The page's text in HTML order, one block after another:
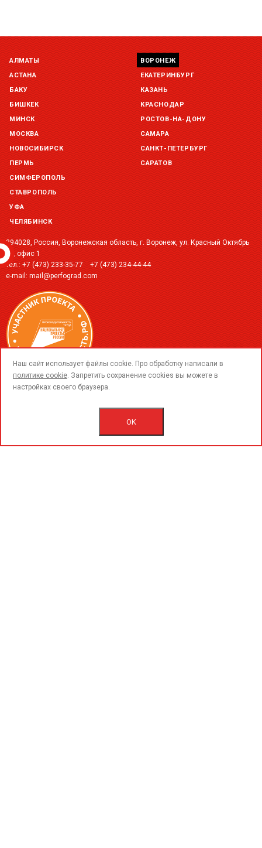
остаток:под заказ
Склад Екатеринбург (г. Екатеринбург, ул. Бисертская, д.1)
остаток:под заказ
Склад Казань (г. Казань, ул. Родины, д. 2)
остаток:под заказ
Склад Краснодар (г. Краснодар, ул. Троицкая, 137 )
остаток:под заказ
Склад Уфа (г. Уфа, ул. Центральная, д. 19Б )
остаток:под заказ
АЛМАТЫ
АСТАНА
БАКУ
БИШКЕК
ВОРОНЕЖ
ЕКАТЕРИНБУРГ
КАЗАНЬ
КРАСНОДАР
МИНСК
МОСКВА
НОВОСИБИРСК
ПЕРМЬ
РОСТОВ-НА-ДОНУ
САМАРА
САНКТ-ПЕТЕРБУРГ
САРАТОВ
СИМФЕРОПОЛЬ
СТАВРОПОЛЬ
УФА
ЧЕЛЯБИНСК
394028, Россия, Воронежская область, г. Воронеж, ул. Красный Октябрь
2Г, офис 1
тел.:+7 (473) 233-35-77
+7 (473) 234-44-44
e-mail:mail@perfograd.com
call
Наш сайт использует файлы cookie. Про обработку написали в
политике cookie. Запретить сохранение cookies вы можете в
настройках своего браузера.
OK